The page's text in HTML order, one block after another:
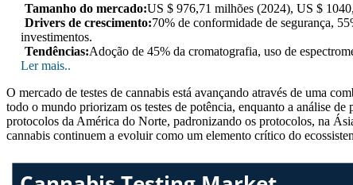
Tamanho do mercado:US $ 976,71 milhões (2024), US $
Drivers de crescimento:70% de conformidade de segurança,
investimentos.
Tendências:Adoção de 45% da cromatografia, uso de
Ler mais..
O mercado de testes de cannabis está avançando através de uma
todo o mundo priorizam os testes de potência, enquanto a análise
protocolos da América do Norte, padronizando os protocolos, na
cannabis continuem a evoluir como um elemento crítico do